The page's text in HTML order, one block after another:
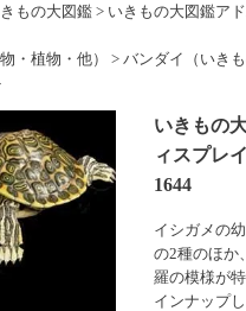
もの大図鑑 > いきもの大図鑑ア
・植物・他） > バンダイ（いき
いきもの
ィスプレ
1644
イシガメの
の2種のほか
羅の模様が
インナップし